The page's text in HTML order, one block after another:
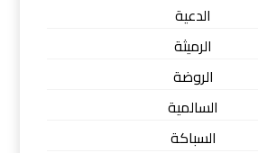
الدعية
الرميثة
الروضة
السالمية
السباكة